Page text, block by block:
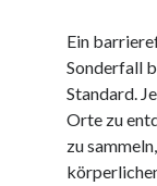
fachkraft
ferienhaus
ferienwohnung
ferienwohnung mit
ferienwohnungen
Ein
Sonderfall
Standard.
Orte zu
zu